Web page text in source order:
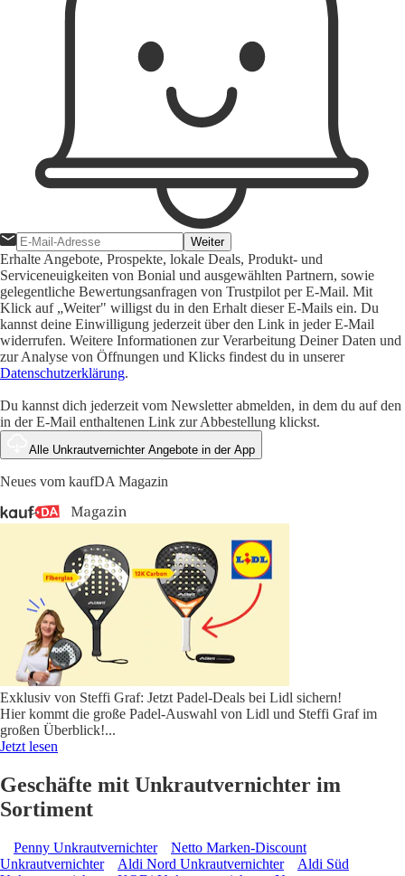
Weiter
Erhalte Angebote, Prospekte, lokale Deals, Produkt- und
Serviceneuigkeiten von Bonial und ausgewählten Partnern, sowie
gelegentliche Bewertungsanfragen von Trustpilot per E-Mail. Mit
Klick auf „Weiter" willigst du in den Erhalt dieser E-Mails ein. Du
kannst deine Einwilligung jederzeit über den Link in jeder E-Mail
widerrufen. Weitere Informationen zur Verarbeitung Deiner Daten und
zur Analyse von Öffnungen und Klicks findest du in unserer
Datenschutzerklärung.
Du kannst dich jederzeit vom Newsletter abmelden, in dem du auf den
in der E-Mail enthaltenen Link zur Abbestellung klickst.
Alle Unkrautvernichter Angebote in der App
Neues vom kaufDA Magazin
Exklusiv von Steffi Graf: Jetzt Padel-Deals bei Lidl sichern!
Hier kommt die große Padel-Auswahl von Lidl und Steffi Graf im
großen Überblick!...
Jetzt lesen
Geschäfte mit Unkrautvernichter im
Sortiment
Penny Unkrautvernichter
Netto Marken-Discount
Unkrautvernichter
Aldi Nord Unkrautvernichter
Aldi Süd